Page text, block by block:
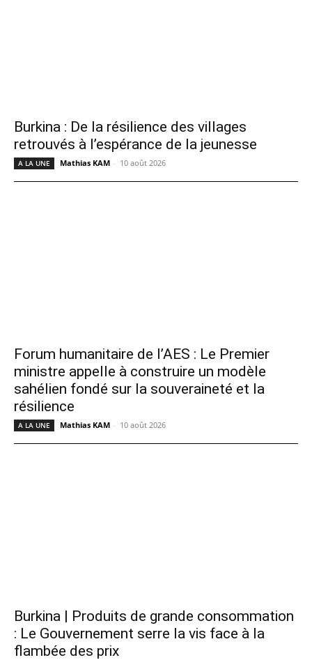
Burkina : De la résilience des villages
retrouvés à l’espérance de la jeunesse
A LA UNE Mathias KAM - 10 août 2026
Forum humanitaire de l’AES : Le Premier
ministre appelle à construire un modèle
sahélien fondé sur la souveraineté et la
résilience
A LA UNE Mathias KAM - 10 août 2026
Burkina | Produits de grande consommation
: Le Gouvernement serre la vis face à la
flambée des prix